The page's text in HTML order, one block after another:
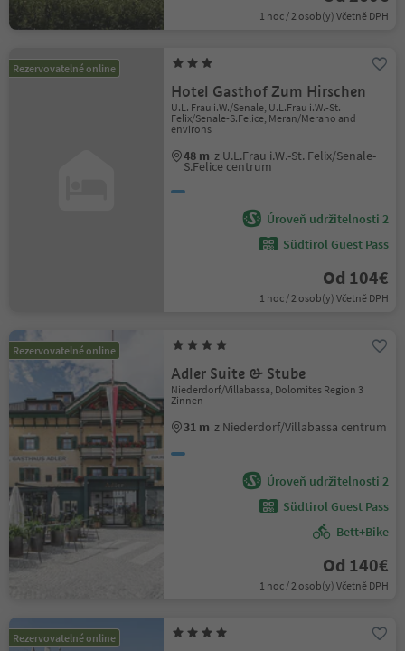
1 noc / 2 osob(y) Včetně DPH
Rezervovatelné online
Hotel Gasthof Zum Hirschen
U.L. Frau i.W./Senale, U.L.Frau i.W.-St.
Felix/Senale-S.Felice, Meran/Merano and
environs
48 m z U.L.Frau i.W.-St. Felix/Senale-
S.Felice centrum
Úroveň udržitelnosti 2
Südtirol Guest Pass
Od 104€
1 noc / 2 osob(y) Včetně DPH
Rezervovatelné online
Adler Suite & Stube
Niederdorf/Villabassa, Dolomites Region 3
Zinnen
31 m z Niederdorf/Villabassa centrum
Úroveň udržitelnosti 2
Südtirol Guest Pass
Bett+Bike
Od 140€
1 noc / 2 osob(y) Včetně DPH
Rezervovatelné online